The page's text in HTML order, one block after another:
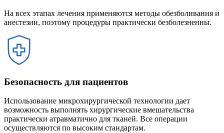
На всех этапах лечения применяются методы обезболивания и
анестезии, поэтому процедуры практически безболезненны.
Безопасность для пациентов
Использование микрохирургической технологии дает
возможность выполнять хирургические вмешательства
практически атравматично для тканей. Все операции
осуществляются по высоким стандартам.